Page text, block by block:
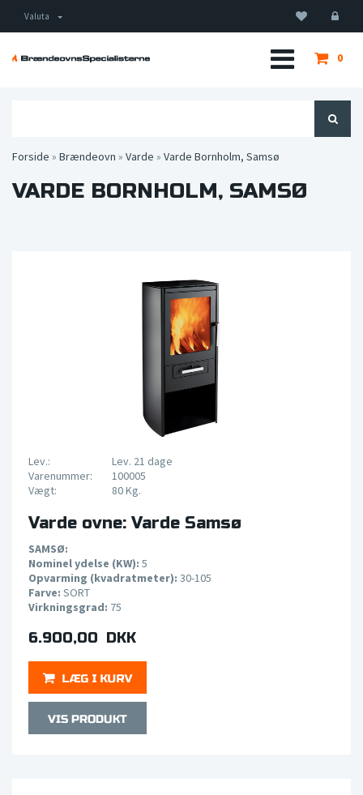
Valuta
0
Forside » Brændeovn » Varde » Varde Bornholm, Samsø
VARDE BORNHOLM, SAMSØ
Lev.:
Lev. 21 dage
Varenummer:
100005
Vægt:
80 Kg.
Varde ovne: Varde Samsø
SAMSØ:
Nominel ydelse (KW): 5
Opvarming (kvadratmeter): 30-105
Farve: SORT
Virkningsgrad: 75
6.900,00 DKK